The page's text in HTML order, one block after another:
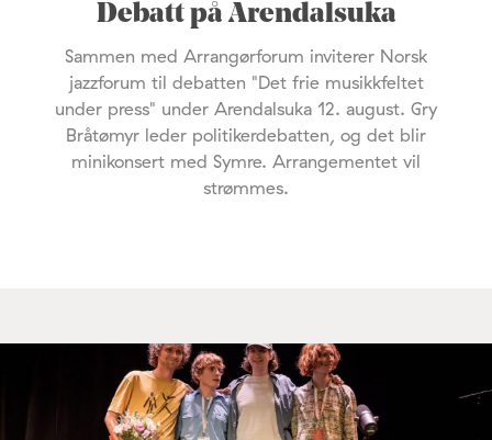
Debatt på Arendalsuka
Sammen med Arrangørforum inviterer Norsk
jazzforum til debatten "Det frie musikkfeltet
under press" under Arendalsuka 12. august. Gry
Bråtømyr leder politikerdebatten, og det blir
minikonsert med Symre. Arrangementet vil
strømmes.